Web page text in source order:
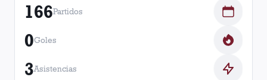
166Partidos
0Goles
3Asistencias